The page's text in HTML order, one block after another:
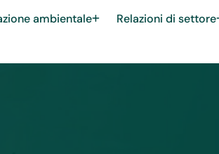
ambientale
Relazioni di settore